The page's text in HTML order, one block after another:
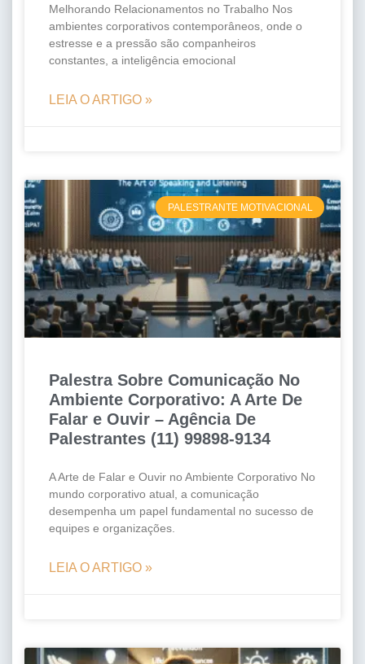
Melhorando Relacionamentos no Trabalho Nos
ambientes corporativos contemporâneos, onde o
estresse e a pressão são companheiros
constantes, a inteligência emocional
LEIA O ARTIGO »
PALESTRANTE MOTIVACIONAL
Palestra Sobre Comunicação No
Ambiente Corporativo: A Arte De
Falar e Ouvir – Agência De
Palestrantes (11) 99898-9134
A Arte de Falar e Ouvir no Ambiente Corporativo No
mundo corporativo atual, a comunicação
desempenha um papel fundamental no sucesso de
equipes e organizações.
LEIA O ARTIGO »